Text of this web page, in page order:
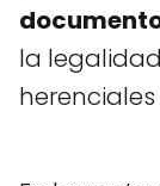
la
herenciales